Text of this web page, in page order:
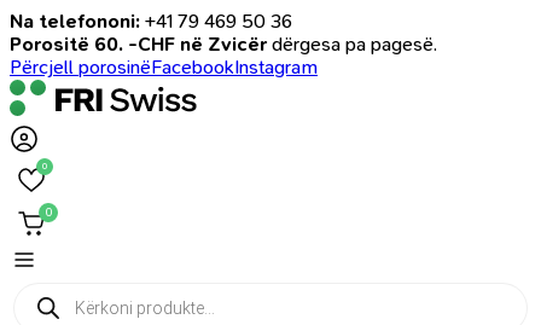
Na telefononi: +41 79 469 50 36
Porositë 60. -CHF në Zvicër dërgesa pa pagesë.
Përcjell porosinëFacebookInstagram
0
0
Products
search